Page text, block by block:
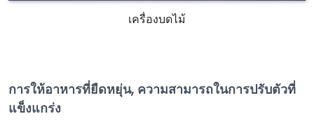
เครื่องบดไม้
การให้อาหารที่ยืดหยุ่น, ความสามารถในการปรับตัวที่
แข็งแกร่ง